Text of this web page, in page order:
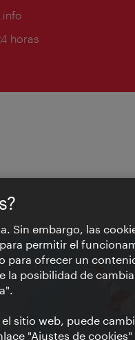
horas
Sin embargo, las
permitir el
para ofrecer un
la posibilidad de
sitio web, puede
"Ajustes de